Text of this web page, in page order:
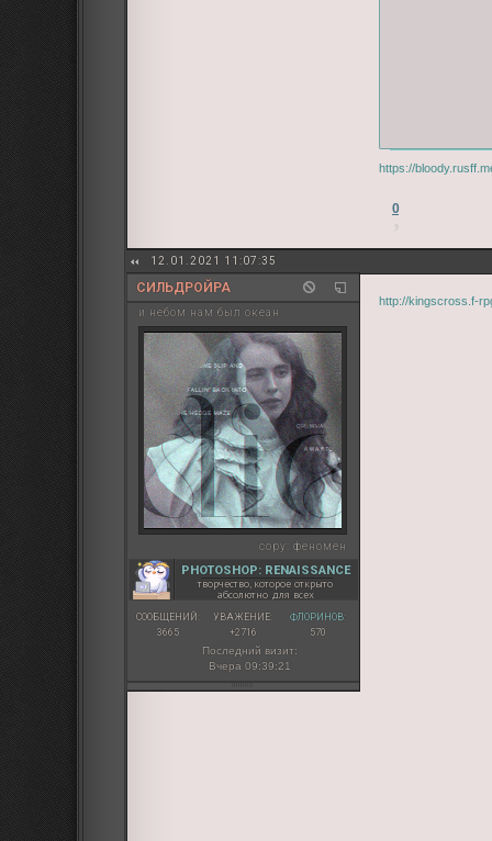
https://
0
12.01.2021 11:07:35
СИЛЬДРОЙРА
и небом нам был океан
copy: феномен
PHOTOSHOP: RENAISSANCE
творчество, которое открыто
абсолютно для всех
СООБЩЕНИЙ:
3665
УВАЖЕНИЕ:
+2716
ФЛОРИНОВ:
570
Последний визит:
Вчера 09:39:21
http://kingscross.f-